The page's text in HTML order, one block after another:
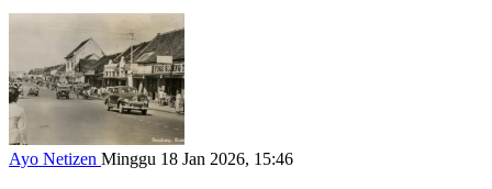
Ayo Netizen Minggu 18 Jan 2026, 15:46